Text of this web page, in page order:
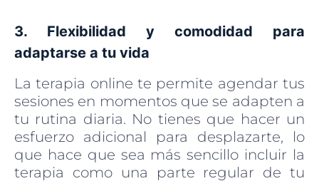
3. Flexibilidad y comodidad para
adaptarse a tu vida
La terapia online te permite agendar tus
sesiones en momentos que se adapten a
tu rutina diaria. No tienes que hacer un
esfuerzo adicional para desplazarte, lo
que hace que sea más sencillo incluir la
terapia como una parte regular de tu